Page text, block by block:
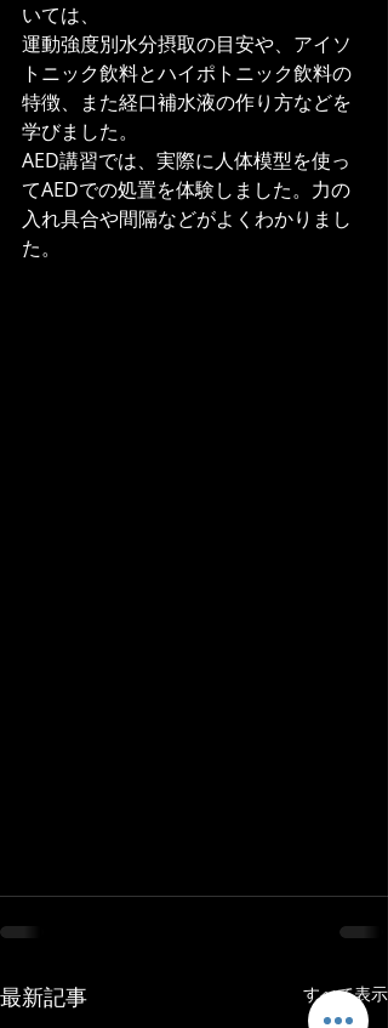
いては、
運動強度別水分摂取の目安や、アイソ
トニック飲料とハイポトニック飲料の
特徴、また経口補水液の作り方などを
学びました。
AED講習では、実際に人体模型を使っ
てAEDでの処置を体験しました。力の
入れ具合や間隔などがよくわかりまし
た。
最新記事 すべて表示